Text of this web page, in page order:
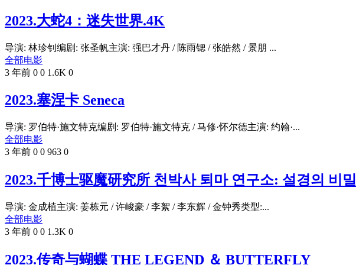
2023.大蛇4：迷失世界.4K
导演: 林珍钊编剧: 张圣帆主演: 强巴才丹 / 陈雨锶 / 张皓然 / 景朋 ...
全部电影
3 年前 0 0 1.6K 0
2023.塞涅卡 Seneca
导演: 罗伯特·施文特克编剧: 罗伯特·施文特克 / 马修·怀尔德主演: 约翰·...
全部电影
3 年前 0 0 963 0
2023.千博士驱魔研究所 천박사 퇴마 연구소: 설경의 비밀
导演: 金成植主演: 姜栋元 / 许峻豪 / 李絮 / 李东辉 / 金钟秀类型:...
全部电影
3 年前 0 0 1.3K 0
2023.传奇与蝴蝶 THE LEGEND ＆ BUTTERFLY